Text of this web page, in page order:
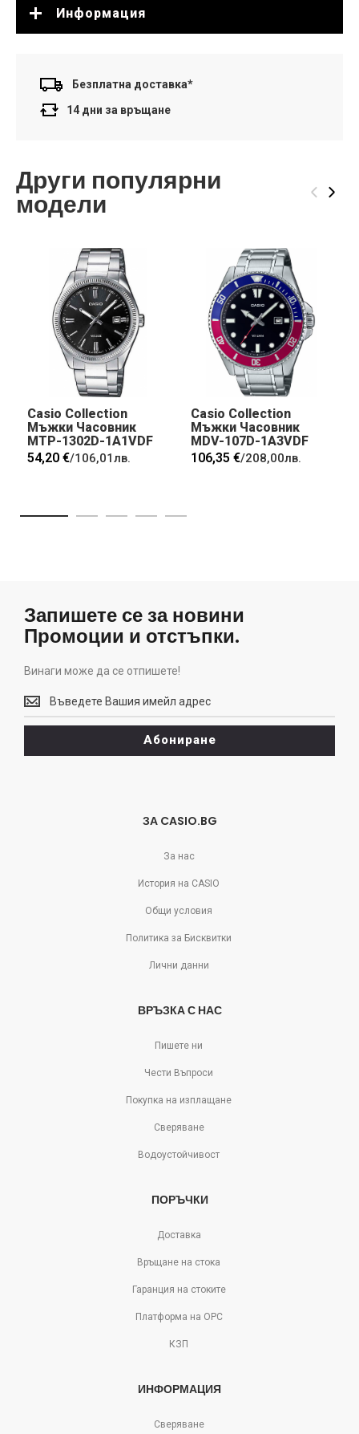
Информация
Безплатна доставка*
14 дни за връщане
Други популярни
модели ‹ ›
Casio Collection
Мъжки Часовник
MTP-1302D-1A1VDF
54,20 €/106,01лв.
Casio Collection
Мъжки Часовник
MDV-107D-1A3VDF
106,35 €/208,00лв.
Запишете се за новини
Промоции и отстъпки.
Винаги може да се отпишете!
Винаги
може
да
отпишете!
Абониране
ЗА CASIO.BG
За нас
История на CASIO
Общи условия
Политика за Бисквитки
Лични данни
ВРЪЗКА С НАС
Пишете ни
Чести Въпроси
Покупка на изплащане
Сверяване
Водоустойчивост
ПОРЪЧКИ
Доставка
Връщане на стока
Гаранция на стоките
Платформа на ОРС
КЗП
ИНФОРМАЦИЯ
Сверяване